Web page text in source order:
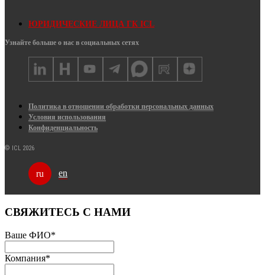
ЮРИДИЧЕСКИЕ ЛИЦА ГК ICL
Узнайте больше о нас в социальных сетях
Политика в отношении обработки персональных данных
Условия использования
Конфиденциальность
© ICL 2026
ru en
СВЯЖИТЕСЬ С НАМИ
Ваше ФИО*
Компания*